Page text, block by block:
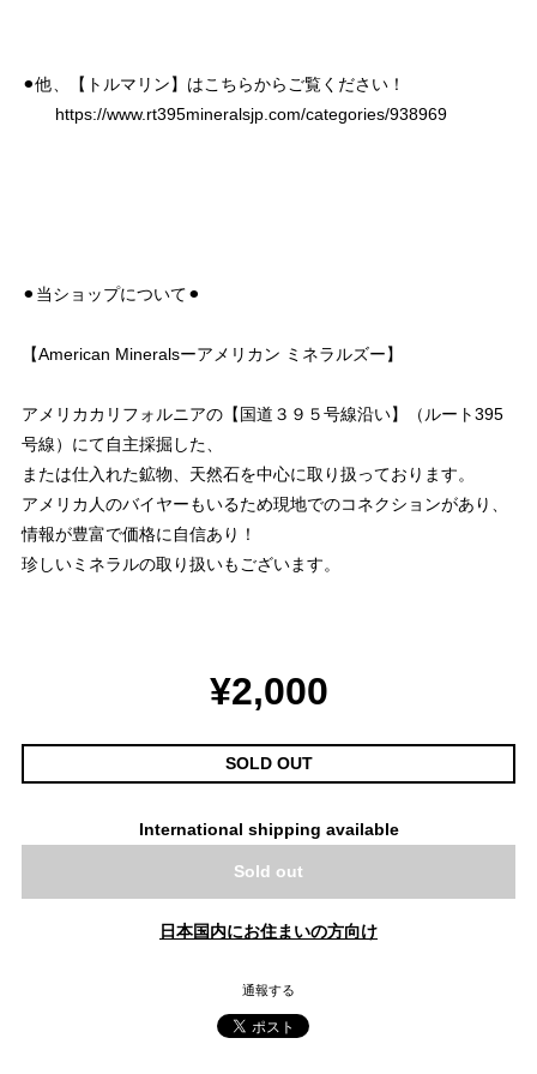
⚫︎他、【トルマリン】はこちらからご覧ください！
https://www.rt395mineralsjp.com/categories/938969
⚫︎当ショップについて⚫︎
【American Mineralsーアメリカン ミネラルズー】
アメリカカリフォルニアの【国道３９５号線沿い】（ルート395
号線）にて自主採掘した、
または仕入れた鉱物、天然石を中心に取り扱っております。
アメリカ人のバイヤーもいるため現地でのコネクションがあり、
情報が豊富で価格に自信あり！
珍しいミネラルの取り扱いもございます。
¥2,000
SOLD OUT
International shipping available
Sold out
日本国内にお住まいの方向け
通報する